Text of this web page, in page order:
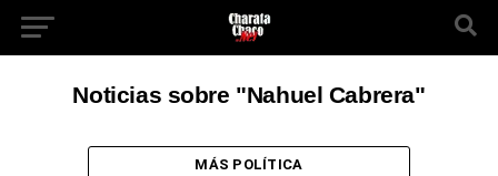
Noticias sobre "Nahuel Cabrera"
MÁS POLÍTICA